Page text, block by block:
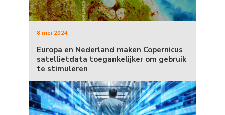
8 mei 2024
Europa en Nederland maken Copernicus
satellietdata toegankelijker om gebruik
te stimuleren